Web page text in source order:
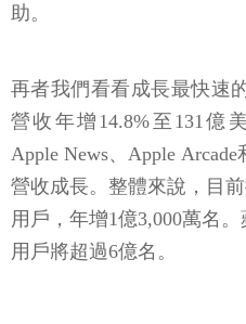
助。
再者我們看看成長最快速
營收年增14.8%至131億
Apple News、Apple
營收成長。整體來說，目
用戶，年增1億3,000萬名
用戶將超過6億名。